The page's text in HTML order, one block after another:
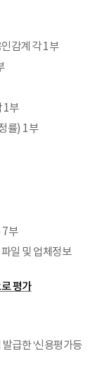
감계 각 1부
1부
률) 1부
7부
일 및 업체정보
평가
급한 ‘신용평가등